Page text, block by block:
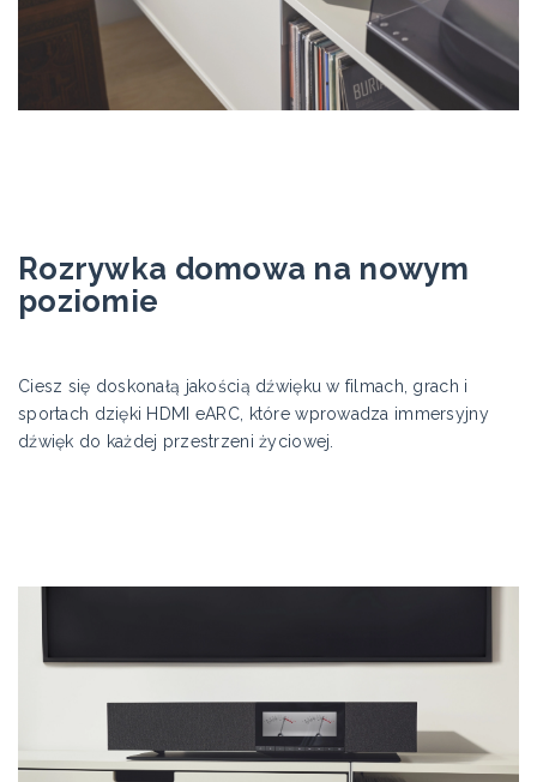
Rozrywka domowa na nowym
poziomie
Ciesz się doskonałą jakością dźwięku w filmach, grach i
sportach dzięki HDMI eARC, które wprowadza immersyjny
dźwięk do każdej przestrzeni życiowej.